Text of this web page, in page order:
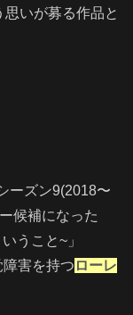
いが募る作品と
ーズン9(2018〜
候補になった
うこと~」
害を持つ ローレ